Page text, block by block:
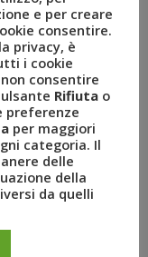
e per creare
consentire.
privacy, è
i cookie
consentire
Rifiuta o
preferenze
per maggiori
categoria. Il
delle
della
da quelli